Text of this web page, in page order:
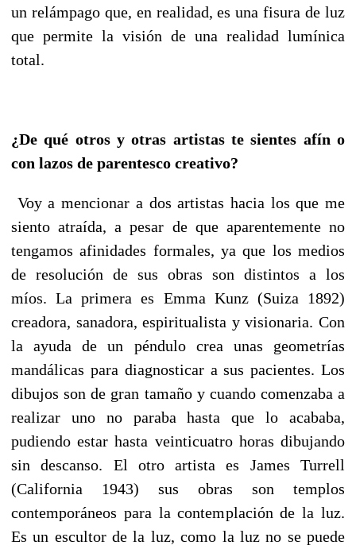
un relámpago que, en realidad, es una fisura de luz
que permite la visión de una realidad lumínica
total.
¿De qué otros y otras artistas te sientes afín o
con lazos de parentesco creativo?
Voy a mencionar a dos artistas hacia los que me
siento atraída, a pesar de que aparentemente no
tengamos afinidades formales, ya que los medios
de resolución de sus obras son distintos a los
míos.La primera es Emma Kunz (Suiza 1892)
creadora, sanadora, espiritualista y visionaria. Con
la ayuda de un péndulo crea unas geometrías
mandálicas para diagnosticar a sus pacientes. Los
dibujos son de gran tamaño y cuando comenzaba a
realizar uno no paraba hasta que lo acababa,
pudiendo estar hasta veinticuatro horas dibujando
sin descanso. El otro artista es James Turrell
(California 1943) sus obras son templos
contemporáneos para la contemplación de la luz.
Es un escultor de la luz, como la luz no se puede